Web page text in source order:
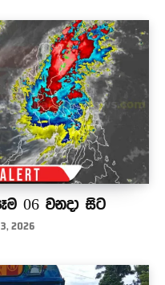
06 වනදා සිට
2026